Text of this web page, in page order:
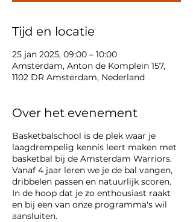
Tijd en locatie
25 jan 2025, 09:00 – 10:00
Amsterdam, Anton de Komplein 157,
1102 DR Amsterdam, Nederland
Over het evenement
Basketbalschool is de plek waar je
laagdrempelig kennis leert maken met
basketbal bij de Amsterdam Warriors.
Vanaf 4 jaar leren we je de bal vangen,
dribbelen passen en natuurlijk scoren.
In de hoop dat je zo enthousiast raakt
en bij een van onze programma's wil
aansluiten.